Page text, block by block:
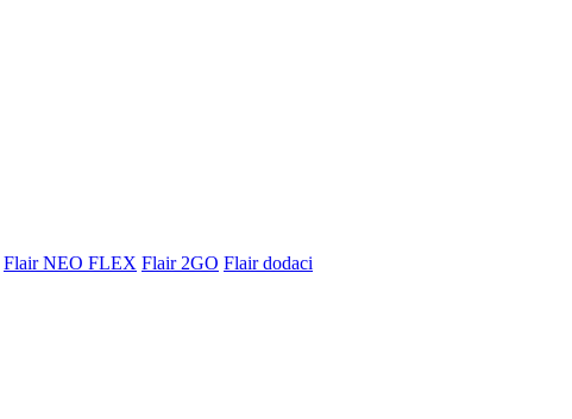
Flair NEO FLEX Flair 2GO Flair dodaci